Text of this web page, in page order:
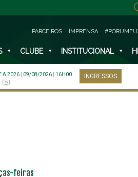
PARCEIROS IMPRENSA
CLUBE INSTITUCIONAL
A 2026 09/08/2026
16H00
INGRESSOS
feiras